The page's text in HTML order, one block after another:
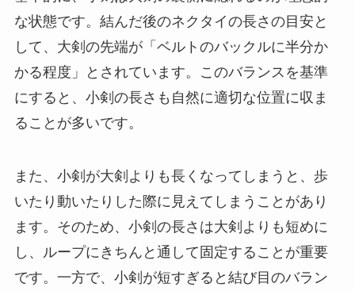
な状態です。結んだ後のネクタイの長さの目安と
して、大剣の先端が「ベルトのバックルに半分か
かる程度」とされています。このバランスを基準
にすると、小剣の長さも自然に適切な位置に収ま
ることが多いです。
また、小剣が大剣よりも長くなってしまうと、歩
いたり動いたりした際に見えてしまうことがあり
ます。そのため、小剣の長さは大剣よりも短めに
し、ループにきちんと通して固定することが重要
です。一方で、小剣が短すぎると結び目のバラン